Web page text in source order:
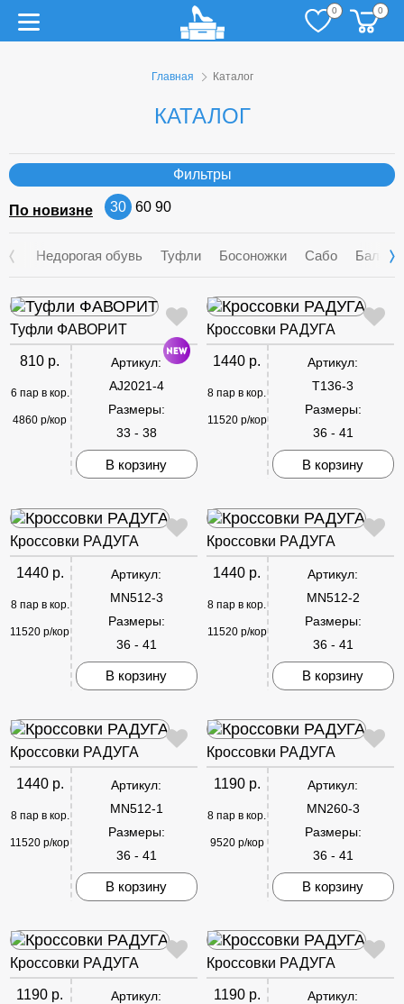
0 0
Главная Каталог
КАТАЛОГ
Фильтры
По новизне 30 60 90
Недорогая обувь Туфли Босоножки Сабо
Туфли ФАВОРИТ
810 р.
6 пар в кор.
4860 р/кор
Артикул:
AJ2021-4
Размеры:
33 - 38
В корзину
Кроссовки РАДУГА
1440 р.
8 пар в кор.
11520 р/кор
Артикул:
T136-3
Размеры:
36 - 41
В корзину
Кроссовки РАДУГА
1440 р.
8 пар в кор.
11520 р/кор
Артикул:
MN512-3
Размеры:
36 - 41
В корзину
Кроссовки РАДУГА
1440 р.
8 пар в кор.
11520 р/кор
Артикул:
MN512-2
Размеры:
36 - 41
В корзину
Кроссовки РАДУГА
1440 р.
8 пар в кор.
11520 р/кор
Артикул:
MN512-1
Размеры:
36 - 41
В корзину
Кроссовки РАДУГА
1190 р.
8 пар в кор.
9520 р/кор
Артикул:
MN260-3
Размеры:
36 - 41
В корзину
Кроссовки РАДУГА
1190 р.
Артикул:
Кроссовки РАДУГА
1190 р.
Артикул: